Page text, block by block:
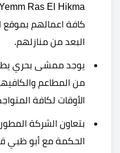
كافة اعمالهم بموقع
البعد من منازلهم.
يوجد ممشى بحري
من المطاعم
الأوقات لكافة
بتعاون الشركة
الحكمة مع أبو ظبي